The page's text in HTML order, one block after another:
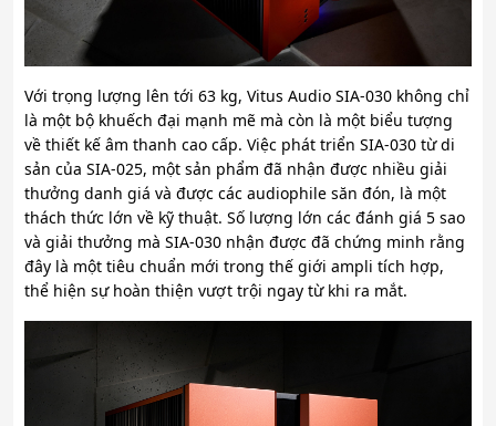
Với trọng lượng lên tới 63 kg, Vitus Audio SIA-030 không chỉ
là một bộ khuếch đại mạnh mẽ mà còn là một biểu tượng
về thiết kế âm thanh cao cấp. Việc phát triển SIA-030 từ di
sản của SIA-025, một sản phẩm đã nhận được nhiều giải
thưởng danh giá và được các audiophile săn đón, là một
thách thức lớn về kỹ thuật. Số lượng lớn các đánh giá 5 sao
và giải thưởng mà SIA-030 nhận được đã chứng minh rằng
đây là một tiêu chuẩn mới trong thế giới ampli tích hợp,
thể hiện sự hoàn thiện vượt trội ngay từ khi ra mắt.